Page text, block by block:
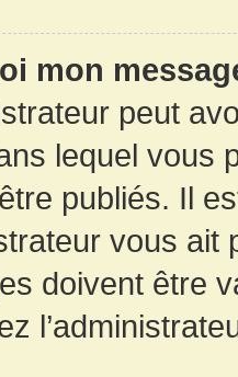
mon
peut
lequel vous
publiés. Il
vous
doivent être